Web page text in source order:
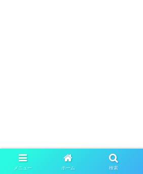
メニュー ホーム 検索